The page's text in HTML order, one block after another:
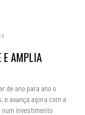
E AMPLIA
de ano para ano o
e avança agora com a
investimento